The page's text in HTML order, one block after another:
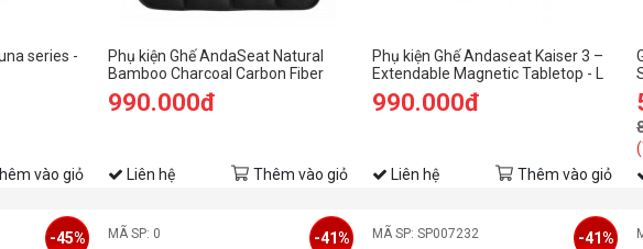
series -
vào giỏ
Phụ kiện Ghế AndaSeat Natural
Bamboo Charcoal Carbon Fiber
Seat Mat
990.000đ
Liên hệ Thêm vào giỏ
Phụ kiện Ghế Andaseat Kaiser 3 –
Extendable Magnetic Tabletop - L
990.000đ
Liên hệ Thêm vào giỏ
-45% MÃ SP: 0 -41% MÃ SP: SP007232 -41%